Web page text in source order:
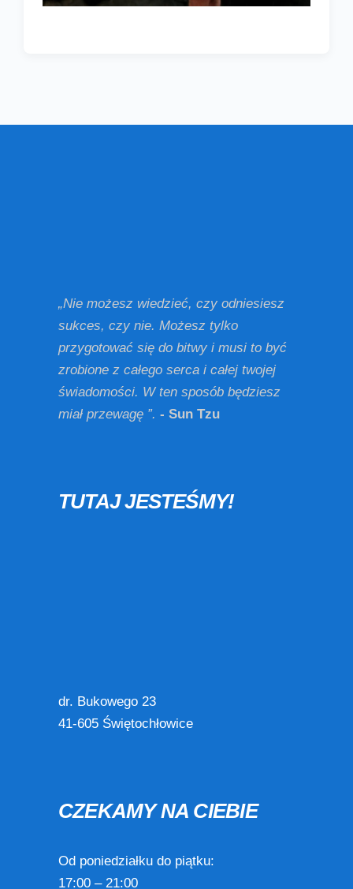
„Nie możesz wiedzieć, czy odniesiesz
sukces, czy nie. Możesz tylko
przygotować się do bitwy i musi to być
zrobione z całego serca i całej twojej
świadomości. W ten sposób będziesz
miał przewagę ”. - Sun Tzu
TUTAJ JESTEŚMY!
dr. Bukowego 23
41-605 Świętochłowice
CZEKAMY NA CIEBIE
Od poniedziałku do piątku:
17:00 – 21:00